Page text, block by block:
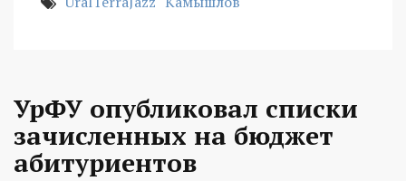
УрФУ опубликовал списки
зачисленных на бюджет
абитуриентов